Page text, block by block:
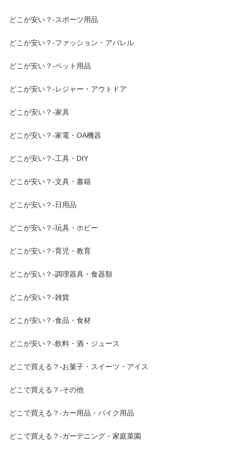
どこが安い？-スポーツ用品
どこが安い？-ファッション・アパレル
どこが安い？-ペット用品
どこが安い？-レジャー・アウトドア
どこが安い？-家具
どこが安い？-家電・OA機器
どこが安い？-工具・DIY
どこが安い？-文具・書籍
どこが安い？-日用品
どこが安い？-玩具・ホビー
どこが安い？-育児・教育
どこが安い？-調理器具・食器類
どこが安い？-雑貨
どこが安い？-食品・食材
どこが安い？-飲料・酒・ジュース
どこで買える？-お菓子・スイーツ・アイス
どこで買える？-その他
どこで買える？-カー用品・バイク用品
どこで買える？-ガーデニング・家庭菜園